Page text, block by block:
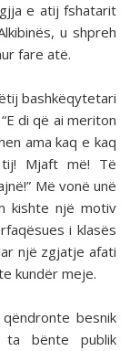
e atij fshatarit
u shpreh
fare atë.
bashkëqytetari
di që ai meriton
ama kaq e kaq
Mjaft më! Të
Më vonë unë
kishte një motiv
i klasës
një zgjatje afati
kundër meje.
besnik
bënte publik